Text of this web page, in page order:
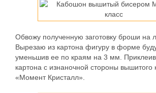
Обвожу полученную заготовку броши на
Вырезаю из картона фигуру в форме
уменьшив ее по краям на 3 мм.
картона с изнаночной стороны
«Момент Кристалл».